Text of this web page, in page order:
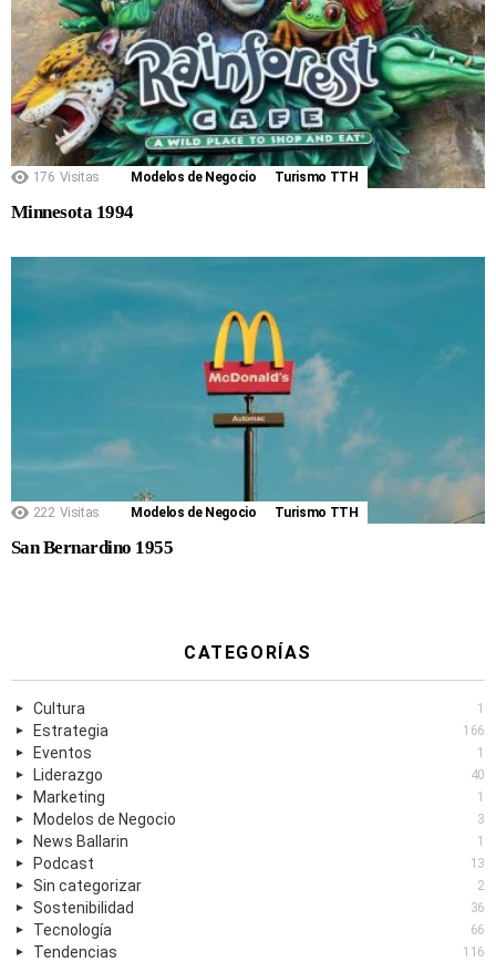
176 Visitas Modelos de Negocio Turismo TTH
Minnesota 1994
222 Visitas Modelos de Negocio Turismo TTH
San Bernardino 1955
CATEGORÍAS
Cultura 1
Estrategia 166
Eventos 1
Liderazgo 40
Marketing 1
Modelos de Negocio 3
News Ballarin 1
Podcast 13
Sin categorizar 2
Sostenibilidad 36
Tecnología 66
Tendencias 116